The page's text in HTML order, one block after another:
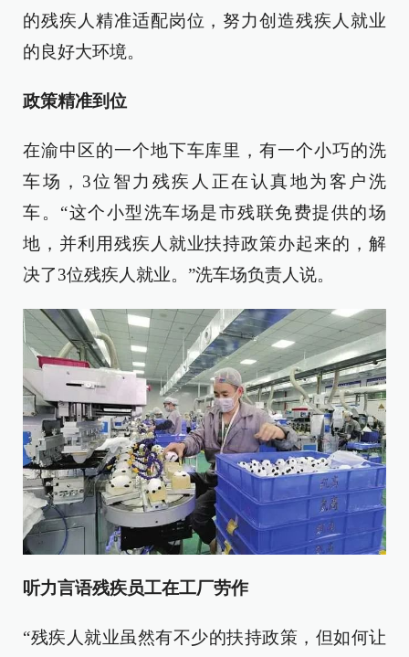
的残疾人精准适配岗位，努力创造残疾人就业
的良好大环境。
政策精准到位
在渝中区的一个地下车库里，有一个小巧的洗
车场，3位智力残疾人正在认真地为客户洗
车。“这个小型洗车场是市残联免费提供的场
地，并利用残疾人就业扶持政策办起来的，解
决了3位残疾人就业。”洗车场负责人说。
听力言语残疾员工在工厂劳作
“残疾人就业虽然有不少的扶持政策，但如何让